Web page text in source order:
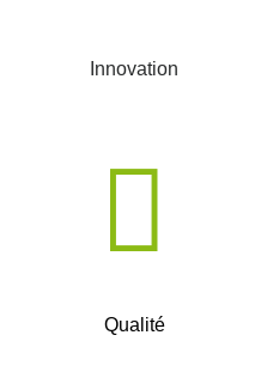
Innovation
Qualité